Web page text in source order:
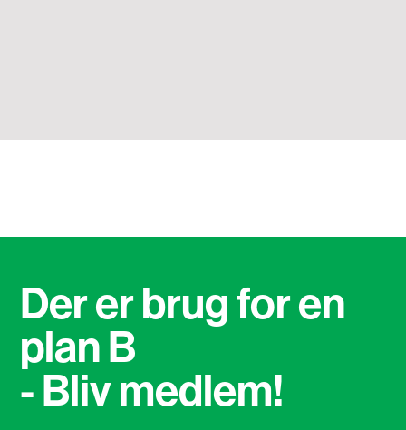
Der er brug for en
plan B
- Bliv medlem!